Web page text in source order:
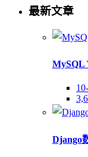
最新文章
MySQL
Django